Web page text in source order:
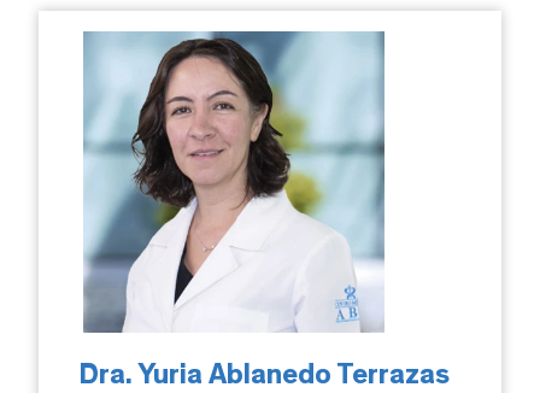
Dra. Yuria Ablanedo Terrazas